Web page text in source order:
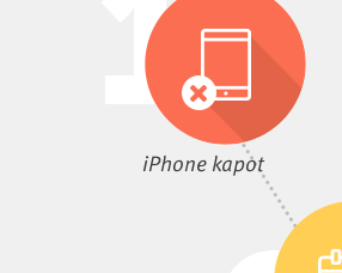
iPhone kapot